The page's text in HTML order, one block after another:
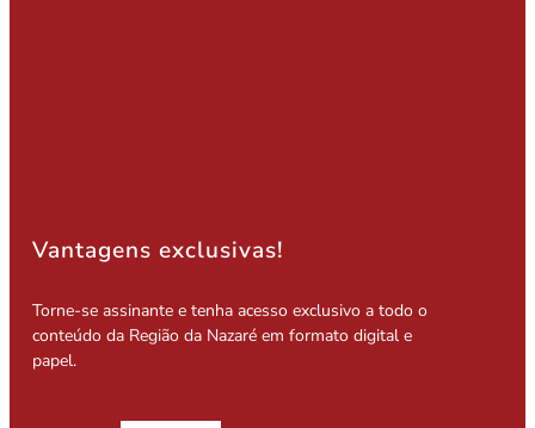
Vantagens exclusivas!
Torne-se assinante e tenha acesso exclusivo a todo o
conteúdo da Região da Nazaré em formato digital e
papel.